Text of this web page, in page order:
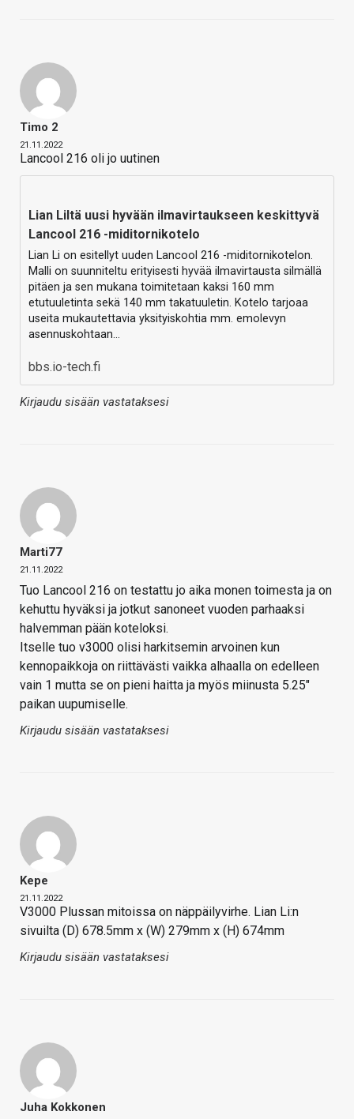
Timo 2
21.11.2022
Lancool 216 oli jo uutinen
Lian Liltä uusi hyvään ilmavirtaukseen keskittyvä
Lancool 216 -miditornikotelo
Lian Li on esitellyt uuden Lancool 216 -miditornikotelon.
Malli on suunniteltu erityisesti hyvää ilmavirtausta silmällä
pitäen ja sen mukana toimitetaan kaksi 160 mm
etutuuletinta sekä 140 mm takatuuletin. Kotelo tarjoaa
useita mukautettavia yksityiskohtia mm. emolevyn
asennuskohtaan…
bbs.io-tech.fi
Kirjaudu sisään vastataksesi
Marti77
21.11.2022
Tuo Lancool 216 on testattu jo aika monen toimesta ja on
kehuttu hyväksi ja jotkut sanoneet vuoden parhaaksi
halvemman pään koteloksi.
Itselle tuo v3000 olisi harkitsemin arvoinen kun
kennopaikkoja on riittävästi vaikka alhaalla on edelleen
vain 1 mutta se on pieni haitta ja myös miinusta 5.25″
paikan uupumiselle.
Kirjaudu sisään vastataksesi
Kepe
21.11.2022
V3000 Plussan mitoissa on näppäilyvirhe. Lian Li:n
sivuilta (D) 678.5mm x (W) 279mm x (H) 674mm
Kirjaudu sisään vastataksesi
Juha Kokkonen